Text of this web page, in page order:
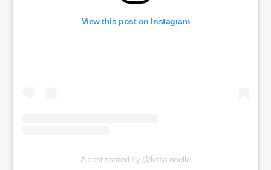
View this post on Instagram
A post shared by @katia.noelle